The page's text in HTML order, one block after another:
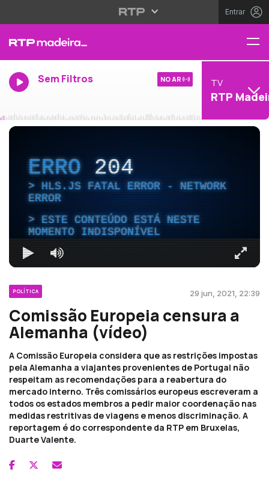
Entrar
Sem Filtros NO AR TV
RTP
ERRO204
HLS.JS FATAL ERROR - NETWORK
ERROR
ESTE CONTEÚDO ESTÁ NESTE
MOMENTO INDISPONÍVEL
POLÍTICA 29 jun, 2021, 22:39
Comissão Europeia censura a
Alemanha (vídeo)
A Comissão Europeia considera que as restrições impostas
pela Alemanha a viajantes provenientes de Portugal não
respeitam as recomendações para a reabertura do
mercado interno. Três comissários europeus escreveram a
todos os estados membros a pedir maior coordenação nas
medidas restritivas de viagens e menos discriminação. A
reportagem é do correspondente da RTP em Bruxelas,
Duarte Valente.